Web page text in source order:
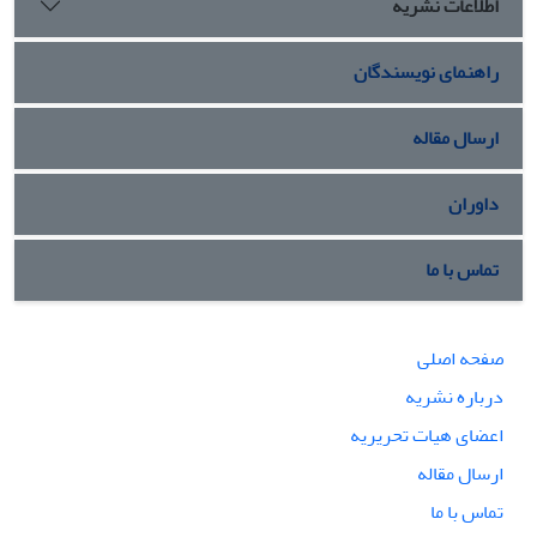
راهنمای نویسندگان
ارسال مقاله
داوران
تماس با ما
صفحه اصلی
درباره نشریه
اعضای هیات تحریریه
ارسال مقاله
تماس با ما